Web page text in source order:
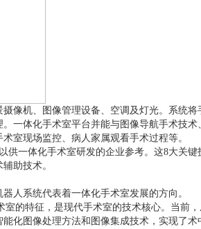
像机、图像管理设备、空调及灯光。系统
一体化手术室平台并能与图像导航手术技
室现场监控、病人家属观看手术过程等。
一体化手术室研发的企业参考。这8大关
助技术。
人系统代表着一体化手术室发展的方向。
的特征，是现代手术室的技术核心。当
化图像处理方法和图像集成技术，实现了